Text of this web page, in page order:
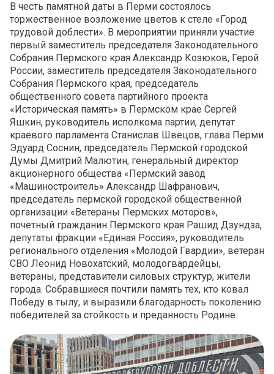
В честь памятной даты в Перми состоялось
торжественное возложение цветов к стеле «Город
трудовой доблести». В мероприятии приняли участие
первый заместитель председателя Законодательного
Собрания Пермского края Александр Козюков, Герой
России, заместитель председателя Законодательного
Собрания Пермского края, председатель
общественного совета партийного проекта
«Историческая память» в Пермском крае Сергей
Яшкин, руководитель исполкома партии, депутат
краевого парламента Станислав Швецов, глава Перми
Эдуард Соснин, председатель Пермской городской
Думы Дмитрий Малютин, генеральный директор
акционерного общества «Пермский завод
«Машиностроитель» Александр Шафранович,
председатель пермской городской общественной
организации «Ветераны Пермских моторов»,
почетный гражданин Пермского края Рашид Дзундза,
депутаты фракции «Единая Россия», руководитель
регионального отделения «Молодой Гвардии», ветеран
СВО Леонид Новохатский, молодогвардейцы,
ветераны, представители силовых структур, жители
города. Собравшиеся почтили память тех, кто ковал
Победу в тылу, и выразили благодарность поколению
победителей за стойкость и преданность Родине.